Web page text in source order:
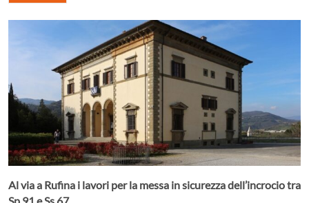
Al via a Rufina i lavori per la messa in sicurezza dell’incrocio tra